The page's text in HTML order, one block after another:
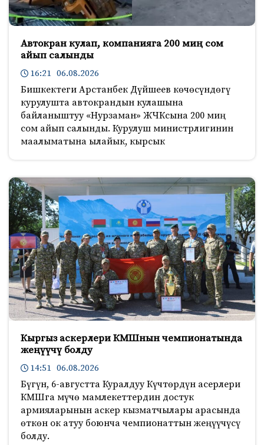
Автокран кулап, компанияга 200 миң сом
айып салынды
16:21 06.08.2026
Бишкектеги Арстанбек Дүйшеев көчөсүндөгү
курулушта автокрандын кулашына
байланыштуу «Нурзаман» ЖЧКсына 200 миң
сом айып салынды. Курулуш министрлигинин
маалыматына ылайык, кырсык
Кыргыз аскерлери КМШнын чемпионатында
жеңүүчү болду
14:51 06.08.2026
Бүгүн, 6-августта Куралдуу Күчтөрдүн асерлери
КМШга мүчө мамлекеттердин достук
армияларынын аскер кызматчылары арасында
өткөн ок атуу боюнча чемпионаттын жеңүүчүсү
болду.